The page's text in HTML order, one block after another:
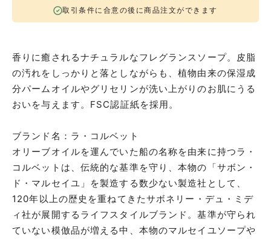
取引条件に合意の後に商品注文ができます
香りに癒されるナチュラルなフレグランスソープ。皮脂
の汚れをしっかりと落としながらも、植物由来の保湿成
分パームオイルやグリセリンが洗い上がりのお肌にうる
おいを与えます。FSC認証紙を採用。
ブランド名：ラ・コルベット
オリーブオイルを運んでいた船の名称を由来に持つラ・
コルベットは、伝統的な基準を守り、本物の「サボン・
ド・マルセイユ」を製造する数少ない製造社として、
120年以上の歴史を重ねてきたサボネリー・デュ・ミデ
ィ社が展開するライフスタイルブランド。基準が守られ
ていない模倣品が増える中、本物のマルセイユソープや